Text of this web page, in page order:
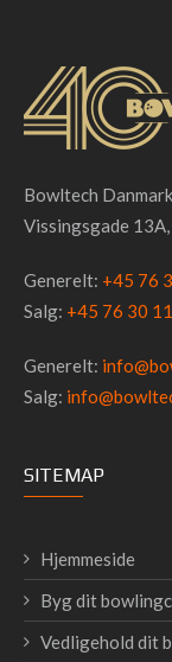
Bowltech
Vissingsgade
Generelt: +45 76
Salg: +45 76 30
Generelt:
Salg:
SITEMAP
Hjemmeside
Byg dit
Vedligehold dit